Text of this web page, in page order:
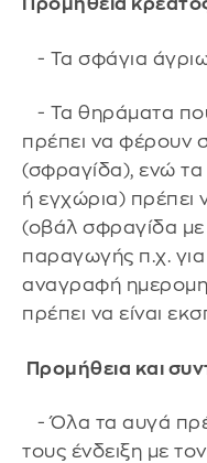
Προμήθεια
- Τα σφάγια
- Τα θηράματα
πρέπει να φέρουν
(σφραγίδα), ενώ τα
ή εγχώρια) πρέπει
(οβάλ σφραγίδα
παραγωγής π.χ. για
αναγραφή
πρέπει να είναι
Προμήθεια και
- Όλα τα αυγά
τους ένδειξη με